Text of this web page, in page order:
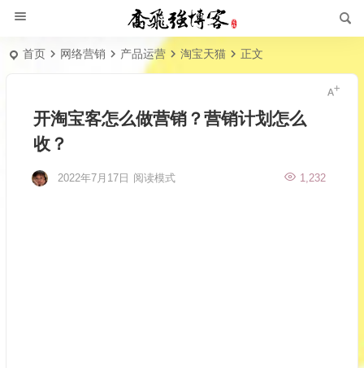
首页 网络营销 产品运营 淘宝天猫 正文
开淘宝客怎么做营销？营销计划怎么
收？
2022年7月17日 1,232
阅读模式